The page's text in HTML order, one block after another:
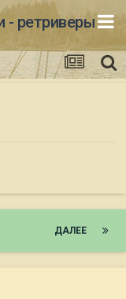
- ретриверы
ДАЛЕЕ